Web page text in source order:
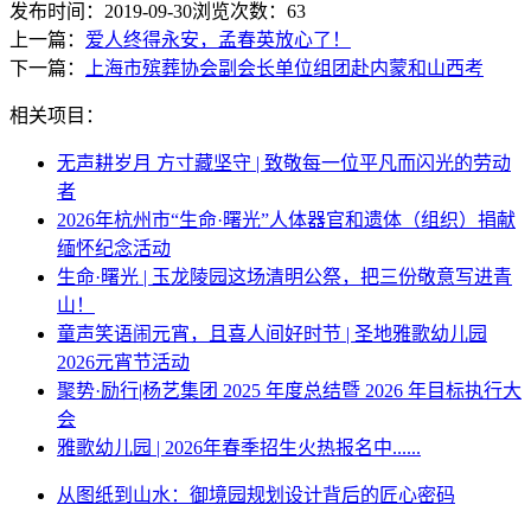
发布时间：2019-09-30浏览次数： 63
上一篇： 爱人终得永安，孟春英放心了！
下一篇：
上海市殡葬协会副会长单位组团赴内蒙和山西考
相关项目：
无声耕岁月 方寸藏坚守 | 致敬每一位平凡而闪光的劳动
者
2026年杭州市“生命·曙光”人体器官和遗体（组织）捐献
缅怀纪念活动
生命·曙光 | 玉龙陵园这场清明公祭，把三份敬意写进青
山！
童声笑语闹元宵，且喜人间好时节 | 圣地雅歌幼儿园
2026元宵节活动
聚势·励行|杨艺集团 2025 年度总结暨 2026 年目标执行大
会
雅歌幼儿园 | 2026年春季招生火热报名中......
从图纸到山水：御境园规划设计背后的匠心密码